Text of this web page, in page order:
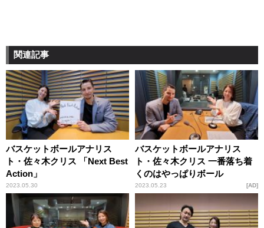
関連記事
バスケットボールアナリス
ト・佐々木クリス 「Next Best
Action」
2023.05.30
バスケットボールアナリス
ト・佐々木クリス 一番落ち着
くのはやっぱりボール
2023.05.23 AD